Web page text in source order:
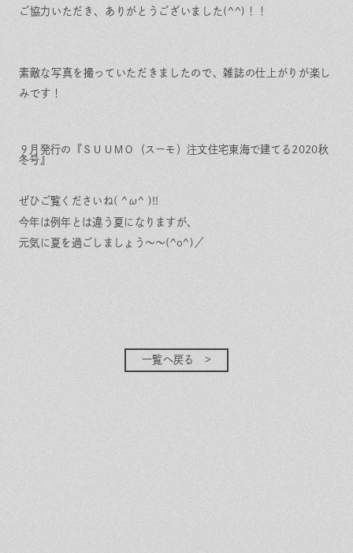
ご協力いただき、ありがとうございました(^^)！！
素敵な写真を撮っていただきましたので、雑誌の仕上がりが楽し
みです！
９月発行の『ＳＵＵＭＯ（スーモ）注文住宅東海で建てる2020秋
冬号』
ぜひご覧くださいね( ^ω^ )!!
今年は例年とは違う夏になりますが、
元気に夏を過ごしましょう～～(^o^)／
一覧へ戻る